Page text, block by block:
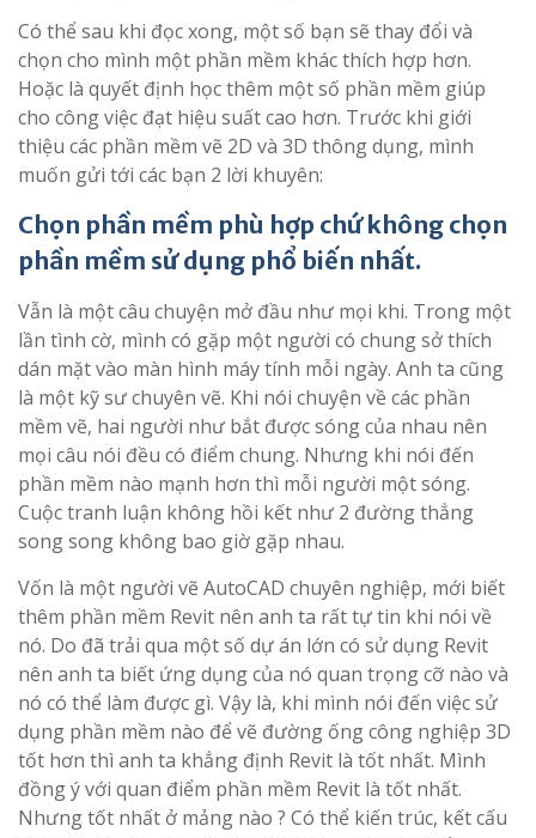
Có thể sau khi đọc xong, một số bạn sẽ thay đổi và
chọn cho mình một phần mềm khác thích hợp hơn.
Hoặc là quyết định học thêm một số phần mềm giúp
cho công việc đạt hiệu suất cao hơn. Trước khi giới
thiệu các phần mềm vẽ 2D và 3D thông dụng, mình
muốn gửi tới các bạn 2 lời khuyên:
Chọn phần mềm phù hợp chứ không chọn
phần mềm sử dụng phổ biến nhất.
Vẫn là một câu chuyện mở đầu như mọi khi. Trong một
lần tình cờ, mình có gặp một người có chung sở thích
dán mặt vào màn hình máy tính mỗi ngày. Anh ta cũng
là một kỹ sư chuyên vẽ. Khi nói chuyện về các phần
mềm vẽ, hai người như bắt được sóng của nhau nên
mọi câu nói đều có điểm chung. Nhưng khi nói đến
phần mềm nào mạnh hơn thì mỗi người một sóng.
Cuộc tranh luận không hồi kết như 2 đường thẳng
song song không bao giờ gặp nhau.
Vốn là một người vẽ AutoCAD chuyên nghiệp, mới biết
thêm phần mềm Revit nên anh ta rất tự tin khi nói về
nó. Do đã trải qua một số dự án lớn có sử dụng Revit
nên anh ta biết ứng dụng của nó quan trọng cỡ nào và
nó có thể làm được gì. Vậy là, khi mình nói đến việc sử
dụng phần mềm nào để vẽ đường ống công nghiệp 3D
tốt hơn thì anh ta khẳng định Revit là tốt nhất. Mình
đồng ý với quan điểm phần mềm Revit là tốt nhất.
Nhưng tốt nhất ở mảng nào ? Có thể kiến trúc, kết cấu